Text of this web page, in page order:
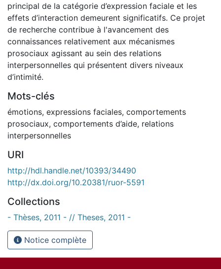
principal de la catégorie d’expression faciale et les
effets d’interaction demeurent significatifs. Ce projet
de recherche contribue à l'avancement des
connaissances relativement aux mécanismes
prosociaux agissant au sein des relations
interpersonnelles qui présentent divers niveaux
d’intimité.
Mots-clés
émotions, expressions faciales, comportements
prosociaux, comportements d’aide, relations
interpersonnelles
URI
http://hdl.handle.net/10393/34490
http://dx.doi.org/10.20381/ruor-5591
Collections
- Thèses, 2011 - // Theses, 2011 -
Notice complète